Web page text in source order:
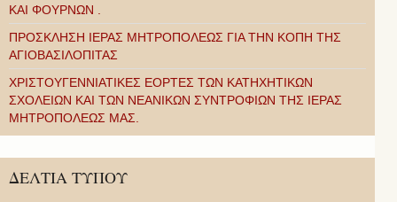
ΚΑΙ ΦΟΥΡΝΩΝ .
ΠΡΟΣΚΛΗΣΗ ΙΕΡΑΣ ΜΗΤΡΟΠΟΛΕΩΣ ΓΙΑ ΤΗΝ ΚΟΠΗ ΤΗΣ
ΑΓΙΟΒΑΣΙΛΟΠΙΤΑΣ
ΧΡΙΣΤΟΥΓΕΝΝΙΑΤΙΚΕΣ ΕΟΡΤΕΣ ΤΩΝ ΚΑΤΗΧΗΤΙΚΩΝ
ΣΧΟΛΕΙΩΝ ΚΑΙ ΤΩΝ ΝΕΑΝΙΚΩΝ ΣΥΝΤΡΟΦΙΩΝ ΤΗΣ ΙΕΡΑΣ
ΜΗΤΡΟΠΟΛΕΩΣ ΜΑΣ.
ΔΕΛΤΙΑ ΤΥΠΟΥ